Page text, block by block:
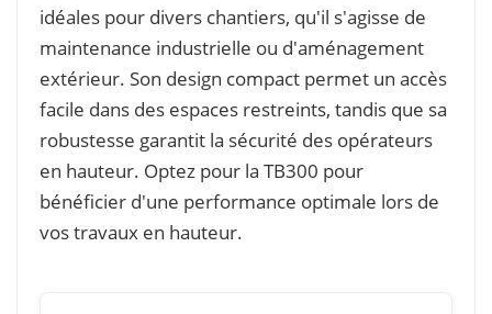
idéales pour divers chantiers, qu'il s'agisse de
maintenance industrielle ou d'aménagement
extérieur. Son design compact permet un accès
facile dans des espaces restreints, tandis que sa
robustesse garantit la sécurité des opérateurs
en hauteur. Optez pour la TB300 pour
bénéficier d'une performance optimale lors de
vos travaux en hauteur.